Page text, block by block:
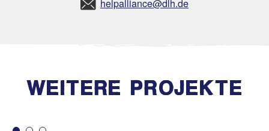
helpalliance@dlh.de
WEITERE PROJEKTE